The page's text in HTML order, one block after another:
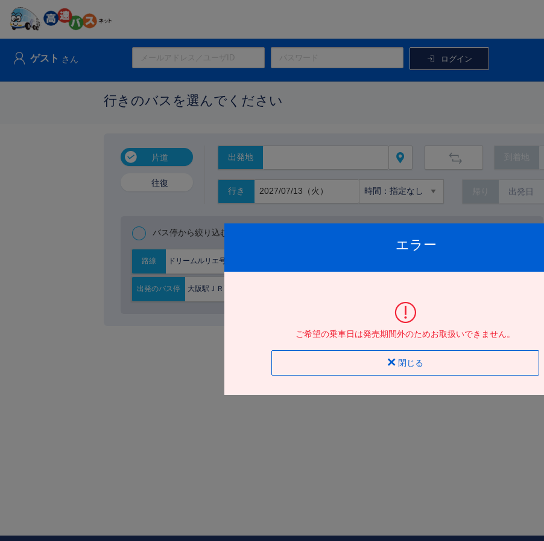
ゲスト さん ログイン
行きのバスを選んでください
片道
往復
出発地 到着地
行き
バス停から絞り込む
路線 ドリームルリエ号
出発のバス停 大阪駅ＪＲ高速ＢＴ
エラー
ご希望の乗車日は発売期間外のためお取扱いできません。
閉じる